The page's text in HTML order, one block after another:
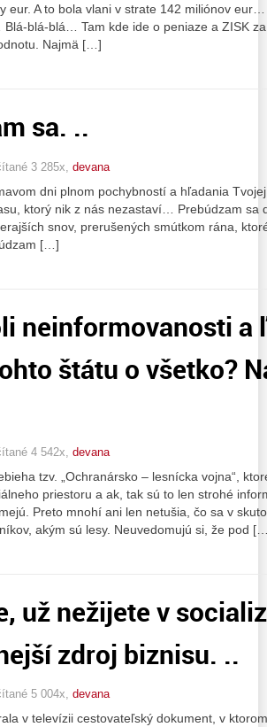
eur. A to bola vlani v strate 142 miliónov
blá-blá… Tam kde ide o peniaze a ZISK
Najmä […]
sa. ..
3 285x, devana
dni plnom pochybností a hľadania
ktorý nik z nás nezastaví… Prebúdzam sa
snov, prerušených smútkom rána,
[…]
neinformovanosti a
štátu o všetko?
4 542x, devana
tzv. „Ochranársko – lesnícka vojna“,
priestoru a ak, tak sú to len strohé
Preto mnohí ani len netušia, čo sa v
akým sú lesy. Neuvedomujú si, že pod
už nežijete v
zdroj biznisu. ..
5 004x, devana
v televízii cestovateľský dokument, v